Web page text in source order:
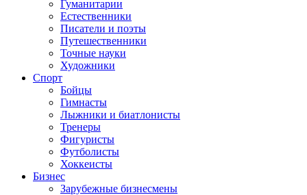
Гуманитарии
Естественники
Писатели и поэты
Путешественники
Точные науки
Художники
Спорт
Бойцы
Гимнасты
Лыжники и биатлонисты
Тренеры
Фигуристы
Футболисты
Хоккеисты
Бизнес
Зарубежные бизнесмены